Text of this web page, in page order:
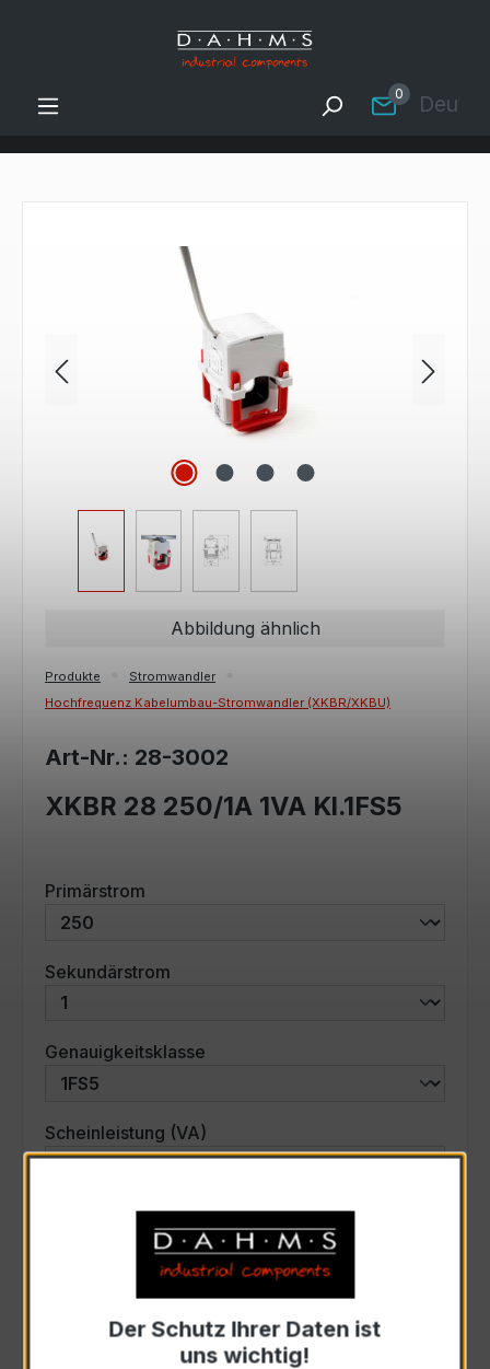
Zum Hauptinhalt springen
0
Bildergalerie überspringen
Abbildung ähnlich
Produkte
Stromwandler
Hochfrequenz Kabelumbau-Stromwandler (XKBR/XKBU)
Art-Nr.: 28-3002
XKBR 28 250/1A 1VA Kl.1FS5
Primärstrom
Sekundärstrom
Genauigkeitsklasse
Scheinleistung (VA)
Der Schutz Ihrer Daten ist
uns wichtig!